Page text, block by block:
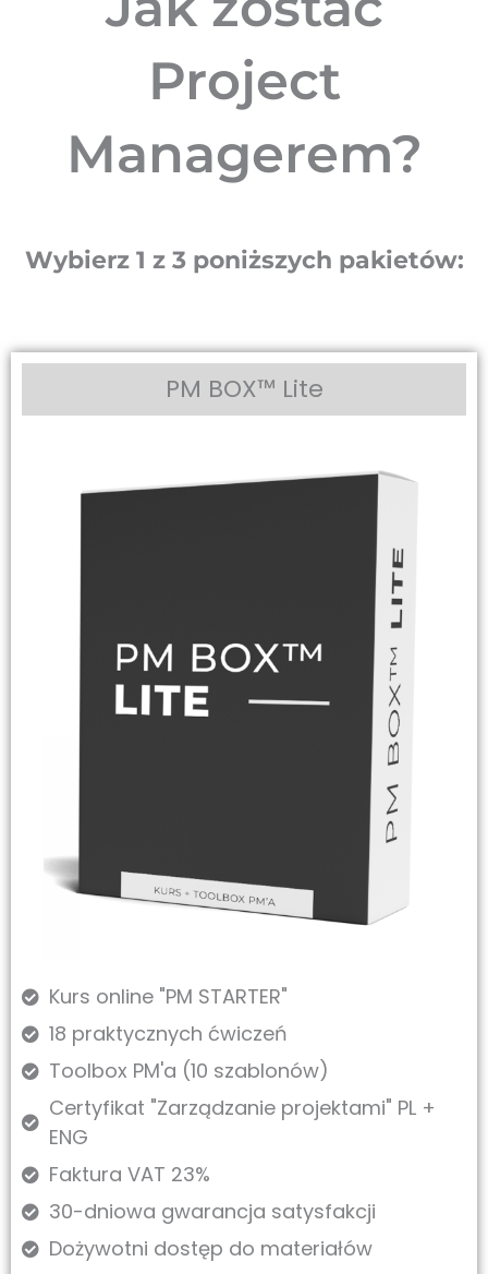
Project
Managerem?
Wybierz 1 z 3 poniższych pakietów:
PM BOX™ Lite
Kurs online "PM STARTER"
18 praktycznych ćwiczeń
Toolbox PM'a (10 szablonów)
Certyfikat "Zarządzanie projektami" PL +
ENG
Faktura VAT 23%
30-dniowa gwarancja satysfakcji
Dożywotni dostęp do materiałów